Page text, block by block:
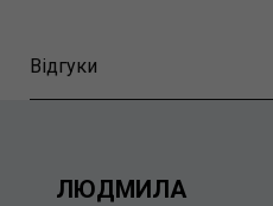
Відгуки
ЛЮДМИЛА